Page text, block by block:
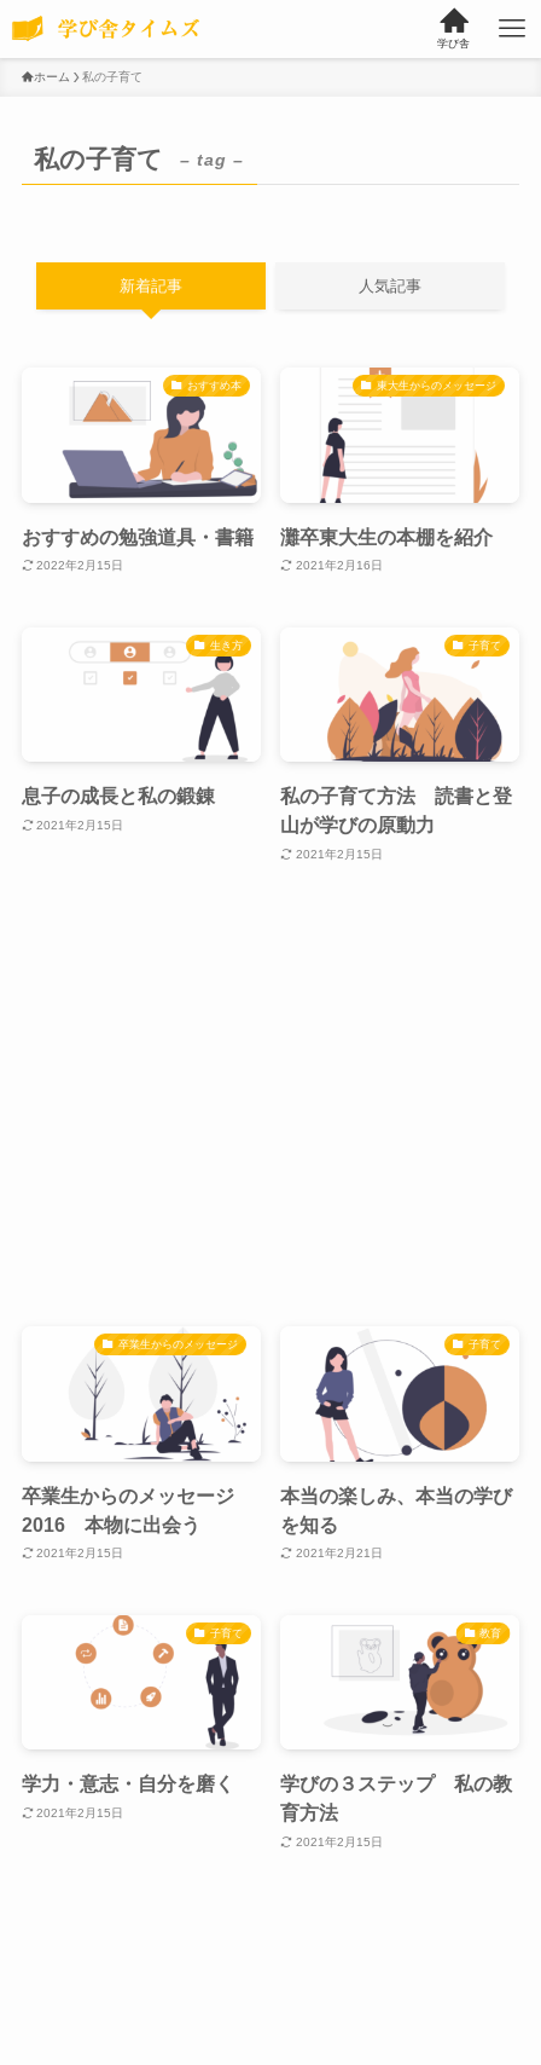
学び舎
ホーム 私の子育て
私の子育て – tag –
新着記事 人気記事
おすすめ本
おすすめの勉強道具・書籍
2022年2月15日
東大生からのメッセージ
灘卒東大生の本棚を紹介
2021年2月16日
生き方
息子の成長と私の鍛錬
2021年2月15日
子育て
私の子育て方法 読書と登
山が学びの原動力
2021年2月15日
卒業生からのメッセージ
卒業生からのメッセージ
2016 本物に出会う
2021年2月15日
子育て
本当の楽しみ、本当の学び
を知る
2021年2月21日
子育て
学力・意志・自分を磨く
2021年2月15日
教育
学びの３ステップ 私の教
育方法
2021年2月15日